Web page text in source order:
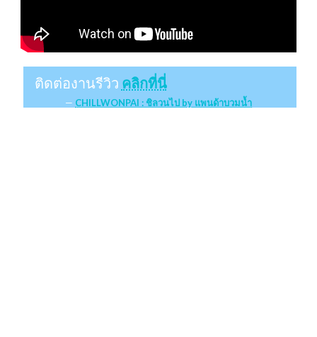
ติดต่องานรีวิว คลิกที่นี่
CHILLWONPAI : ชิลวนไป by แพนด้าบวมน้ำ